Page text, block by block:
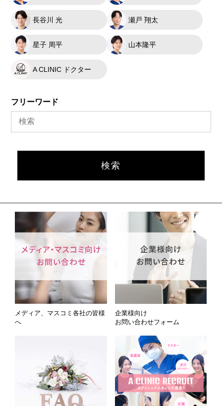
長谷川 光 瀬戸 翔太
星子 周平 山本隆平
A CLINIC ドクター
フリーワード
メディア、マスコミ各社の皆様
へ
企業様向け
お問い合わせフォーム